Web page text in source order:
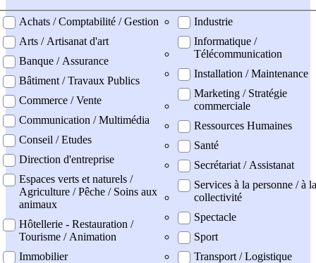
professionel
Achats / Comptabilité / Gestion
Arts / Artisanat d'art
Banque / Assurance
Bâtiment / Travaux Publics
Commerce / Vente
Communication / Multimédia
Conseil / Etudes
Direction d'entreprise
Espaces verts et naturels /
Agriculture / Pêche / Soins aux
animaux
Hôtellerie - Restauration /
Tourisme / Animation
Immobilier
Industrie
Informatique /
Télécommunication
Installation / Maintenance
Marketing / Stratégie
commerciale
Ressources Humaines
Santé
Secrétariat / Assistanat
Services à la personne / à la
collectivité
Spectacle
Sport
Transport / Logistique